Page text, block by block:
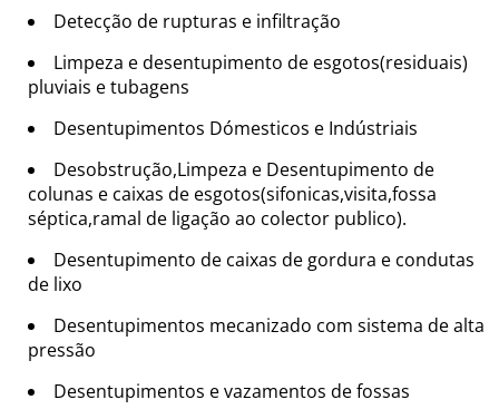
Detecção de rupturas e infiltração
Limpeza e desentupimento de esgotos(residuais)
pluviais e tubagens
Desentupimentos Dómesticos e Indústriais
Desobstrução,Limpeza e Desentupimento de
colunas e caixas de esgotos(sifonicas,visita,fossa
séptica,ramal de ligação ao colector publico).
Desentupimento de caixas de gordura e condutas
de lixo
Desentupimentos mecanizado com sistema de alta
pressão
Desentupimentos e vazamentos de fossas